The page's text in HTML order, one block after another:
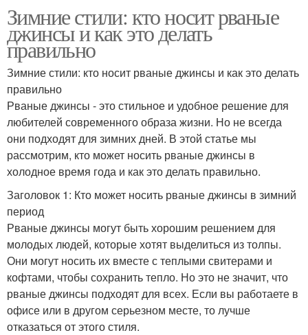
Зимние стили: кто носит рваные
джинсы и как это делать
правильно
Зимние стили: кто носит рваные джинсы и как это делать
правильно
Рваные джинсы - это стильное и удобное решение для
любителей современного образа жизни. Но не всегда
они подходят для зимних дней. В этой статье мы
рассмотрим, кто может носить рваные джинсы в
холодное время года и как это делать правильно.
Заголовок 1: Кто может носить рваные джинсы в зимний
период
Рваные джинсы могут быть хорошим решением для
молодых людей, которые хотят выделиться из толпы.
Они могут носить их вместе с теплыми свитерами и
кофтами, чтобы сохранить тепло. Но это не значит, что
рваные джинсы подходят для всех. Если вы работаете в
офисе или в другом серьезном месте, то лучше
отказаться от этого стиля.